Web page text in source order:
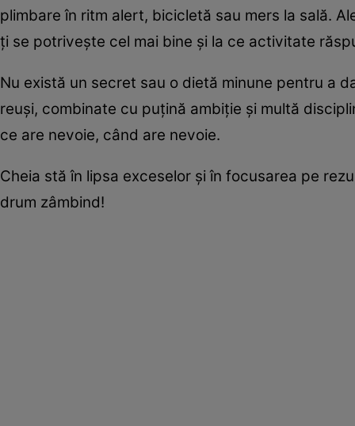
plimbare în ritm alert, bicicletă sau mers la sală.
ţi se potriveşte cel mai bine şi la ce activitate
Nu există un secret sau o dietă minune pentru a
reuşi, combinate cu puţină ambiţie şi multă
ce are nevoie, când are nevoie.
Cheia stă în lipsa exceselor şi în focusarea pe
drum zâmbind!